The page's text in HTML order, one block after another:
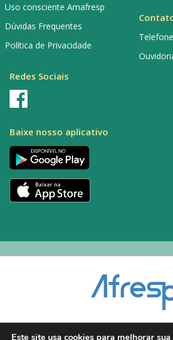
Uso consciente Amafresp
Dúvidas Frequentes
Política de Privacidade
Redes Sociais
Baixe nosso aplicativo
Este site usa cookies para melhorar